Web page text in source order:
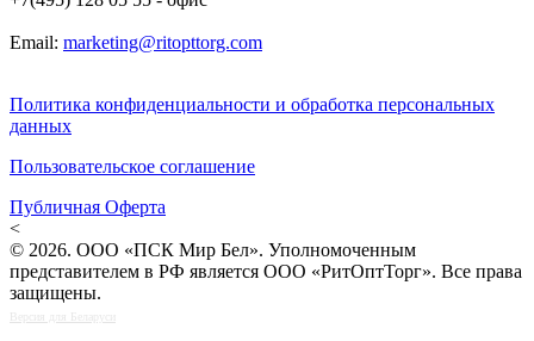
Email: marketing@ritopttorg.com
Политика конфиденциальности и обработка персональных
данных
Пользовательское соглашение
Публичная Оферта
<
© 2026. ООО «ПСК Мир Бел». Уполномоченным
представителем в РФ является ООО «РитОптТорг». Все права
защищены.
Версия для Беларуси